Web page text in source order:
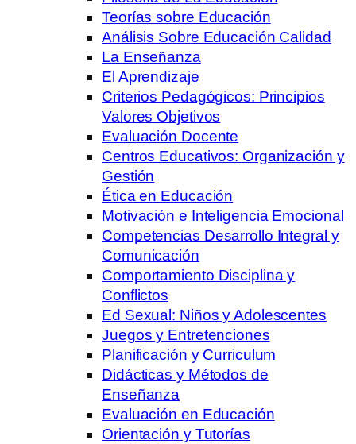
Teorías sobre Educación
Análisis Sobre Educación Calidad
La Enseñanza
El Aprendizaje
Criterios Pedagógicos: Principios
Valores Objetivos
Evaluación Docente
Centros Educativos: Organización y
Gestión
Ética en Educación
Motivación e Inteligencia Emocional
Competencias Desarrollo Integral y
Comunicación
Comportamiento Disciplina y
Conflictos
Ed Sexual: Niños y Adolescentes
Juegos y Entretenciones
Planificación y Curriculum
Didácticas y Métodos de
Enseñanza
Evaluación en Educación
Orientación y Tutorías